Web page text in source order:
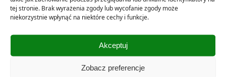
tej stronie. Brak wyrażenia zgody lub wycofanie zgody może
niekorzystnie wpłynąć na niektóre cechy i funkcje.
Akceptuj
Zobacz preferencje